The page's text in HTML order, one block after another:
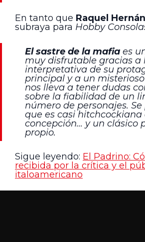
En tanto que Raquel
subraya para Hobby
El sastre de la mafia es
muy disfrutable gracias a
interpretativa de su
principal y a un
nos lleva a tener dudas
sobre la fiabilidad de un
número de personajes.
que es casi hitchcockiana
concepción… y un clásico
propio.
Sigue leyendo: El Padrino:
recibida por la crítica y el
italoamericano